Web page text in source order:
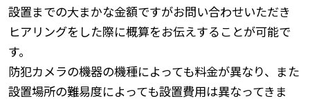
設置までの大まかな金額ですがお問い合わせいただき
ヒアリングをした際に概算をお伝えすることが可能で
す。
防犯カメラの機器の機種によっても料金が異なり、また
設置場所の難易度によっても設置費用は異なってきま